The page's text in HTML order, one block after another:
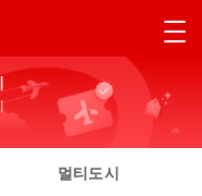
멀티도시